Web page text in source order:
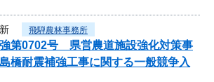
飛騨農林事務所
強第0702号 県営農道施設強化対策事
耐震補強工事に関する一般競争入